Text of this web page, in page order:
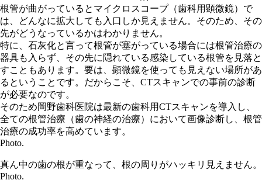
根管が曲がっているとマイクロスコープ（歯科用顕微鏡）で
は、どんなに拡大しても入口しか見えません。そのため、その
先がどうなっているかはわかりません。
特に、石灰化と言って根管が塞がっている場合には根管治療の
器具も入らず、その先に隠れている感染している根管を見落と
すこともあります。要は、顕微鏡を使っても見えない場所があ
るということです。だからこそ、CTスキャンでの事前の診断
が必要なのです。
そのため岡野歯科医院は最新の歯科用CTスキャンを導入し、
全ての根管治療（歯の神経の治療）において画像診断し、根管
治療の成功率を高めています。
Photo.
真ん中の歯の根が重なって、根の周りがハッキリ見えません。
Photo.